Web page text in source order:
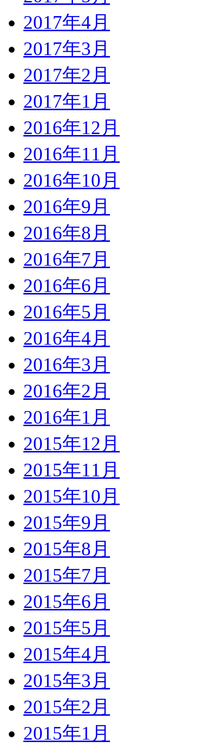
2017年4月
2017年3月
2017年2月
2017年1月
2016年12月
2016年11月
2016年10月
2016年9月
2016年8月
2016年7月
2016年6月
2016年5月
2016年4月
2016年3月
2016年2月
2016年1月
2015年12月
2015年11月
2015年10月
2015年9月
2015年8月
2015年7月
2015年6月
2015年5月
2015年4月
2015年3月
2015年2月
2015年1月